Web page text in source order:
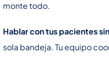
monte todo.
Hablar con tus pacientes
sola bandeja. Tu equipo